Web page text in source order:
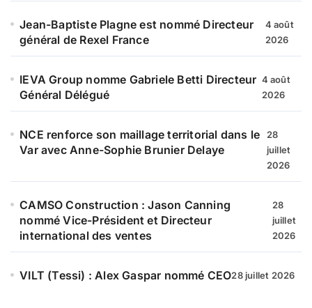
Jean-Baptiste Plagne est nommé Directeur
général de Rexel France
4 août
2026
IEVA Group nomme Gabriele Betti Directeur
Général Délégué
4 août
2026
NCE renforce son maillage territorial dans le
Var avec Anne-Sophie Brunier Delaye
28
juillet
2026
CAMSO Construction : Jason Canning
nommé Vice-Président et Directeur
international des ventes
28
juillet
2026
VILT (Tessi) : Alex Gaspar nommé CEO28 juillet 2026